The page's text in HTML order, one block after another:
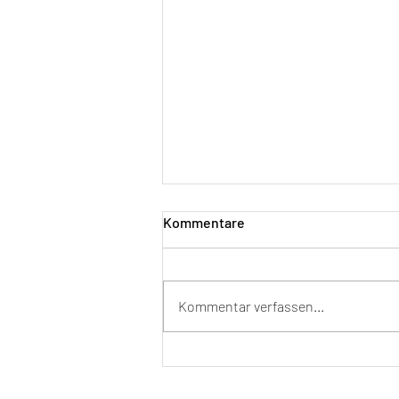
Kommentare
Kommentar verfassen...